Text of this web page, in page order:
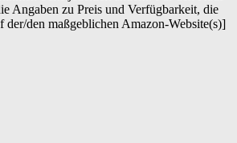
Angaben zu Preis und Verfügbarkeit, die
den maßgeblichen Amazon-Website(s)]